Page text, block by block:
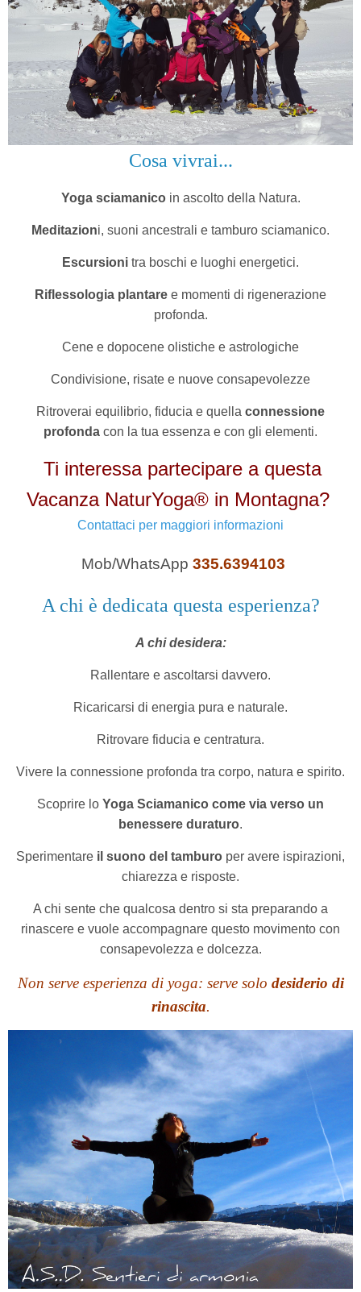
Cosa vivrai...
Yoga sciamanicoin ascolto della Natura.
Meditazioni, suoni ancestrali e tamburo sciamanico.
Escursioni tra boschi e luoghi energetici.
Riflessologia plantare e momenti di rigenerazione
profonda.
Cene e dopocene olistiche e astrologiche
Condivisione, risate e nuove consapevolezze
Ritroverai equilibrio, fiducia e quella connessione
profonda con la tua essenza e con gli elementi.
Ti interessa partecipare a questa
Vacanza NaturYoga® in Montagna?
Contattaci per maggiori informazioni
Mob/WhatsApp 335.6394103
A chi è dedicata questa esperienza?
A chi desidera:
Rallentare e ascoltarsi davvero.
Ricaricarsi di energia pura e naturale.
Ritrovare fiducia e centratura.
Vivere la connessione profonda tra corpo, natura e spirito.
Scoprire lo Yoga Sciamanico come via verso un
benessere duraturo.
Sperimentare il suono del tamburo per avere ispirazioni,
chiarezza e risposte.
A chi sente che qualcosa dentro si sta preparando a
rinascere e vuole accompagnare questo movimento con
consapevolezza e dolcezza.
Non serve esperienza di yoga: serve solo desiderio di
rinascita.